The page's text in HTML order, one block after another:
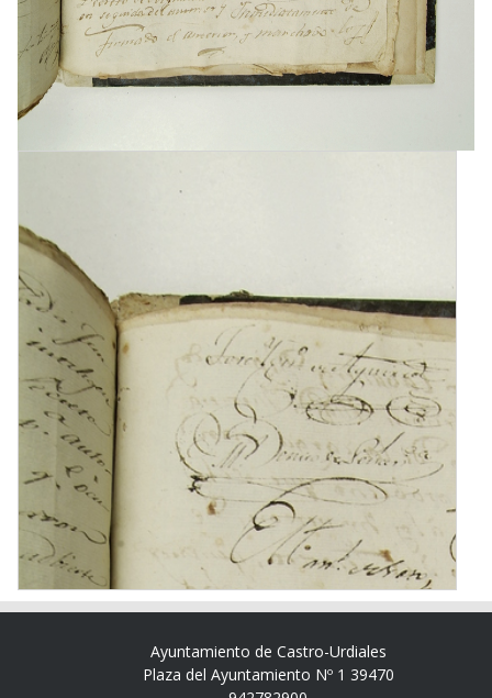
Ayuntamiento de Castro-Urdiales
Plaza del Ayuntamiento Nº 1 39470